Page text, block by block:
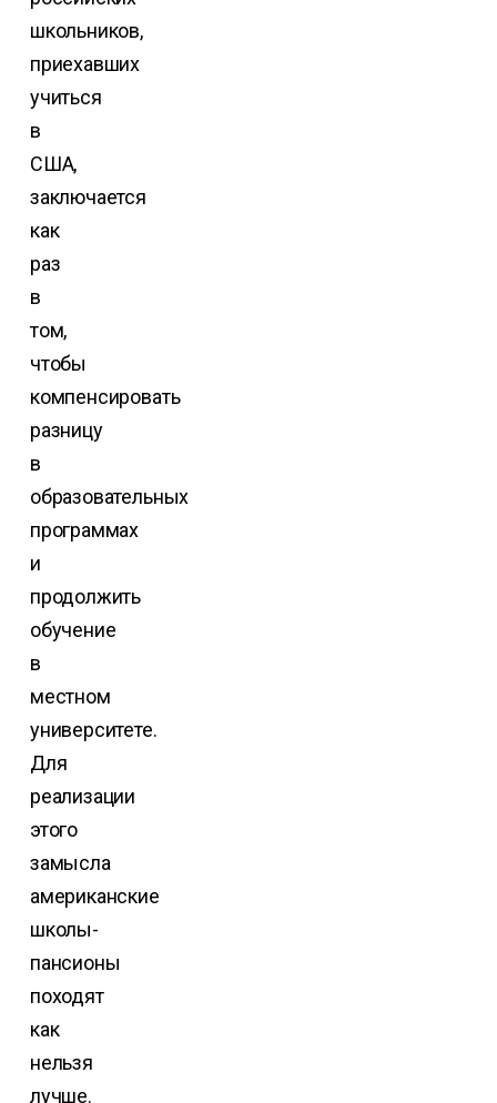
школьников,
приехавших
учиться
в
США,
заключается
как
раз
в
том,
чтобы
компенсировать
разницу
в
образовательных
программах
и
продолжить
обучение
в
местном
университете.
Для
реализации
этого
замысла
американские
школы-
пансионы
походят
как
нельзя
лучше.